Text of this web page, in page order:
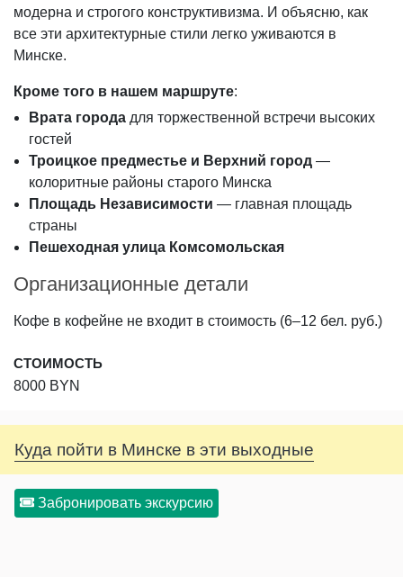
модерна и строгого конструктивизма. И объясню, как
все эти архитектурные стили легко уживаются в
Минске.
Кроме того в нашем маршруте:
Врата города для торжественной встречи высоких
гостей
Троицкое предместье и Верхний город —
колоритные районы старого Минска
Площадь Независимости — главная площадь
страны
Пешеходная улица Комсомольская
Организационные детали
Кофе в кофейне не входит в стоимость (6–12 бел. руб.)
СТОИМОСТЬ
8000 BYN
Куда пойти в Минске в эти выходные
Забронировать экскурсию